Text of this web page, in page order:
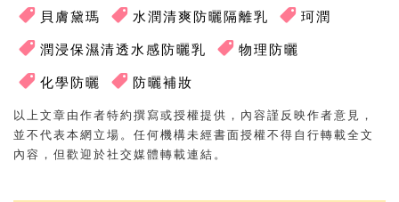
貝膚黛瑪 水潤清爽防曬隔離乳 珂潤
潤浸保濕清透水感防曬乳 物理防曬
化學防曬 防曬補妝
以上文章由作者特約撰寫或授權提供，內容謹反映作者意見，
並不代表本網立場。任何機構未經書面授權不得自行轉載全文
內容，但歡迎於社交媒體轉載連結。